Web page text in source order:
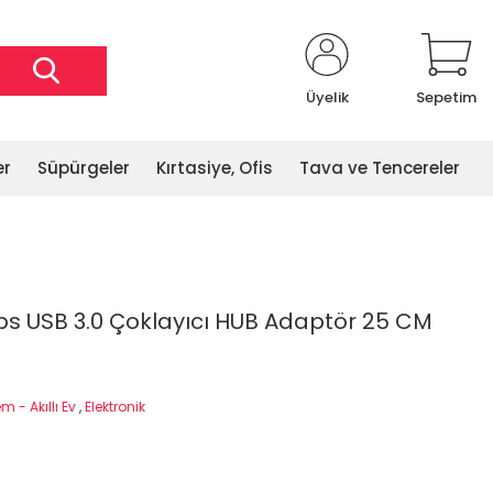
Üyelik Sepetim
Süpürgeler Kırtasiye, Ofis Tava ve Tencereler
USB 3.0 Çoklayıcı HUB Adaptör 25 CM
- Akıllı Ev,Elektronik